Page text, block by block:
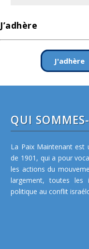
J’adhère
J'adhère
QUI
La Paix Maintenant est
de 1901, qui a pour
les actions du
largement, toutes les
politique au conflit